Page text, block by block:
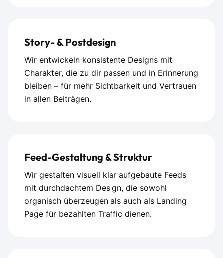
Story- & Postdesign
Wir entwickeln konsistente Designs mit
Charakter, die zu dir passen und in Erinnerung
bleiben – für mehr Sichtbarkeit und Vertrauen
in allen Beiträgen.
Feed-Gestaltung & Struktur
Wir gestalten visuell klar aufgebaute Feeds
mit durchdachtem Design, die sowohl
organisch überzeugen als auch als Landing
Page für bezahlten Traffic dienen.